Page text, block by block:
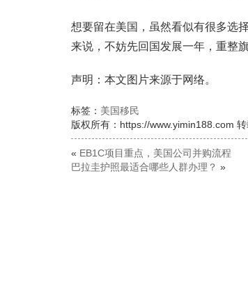
想要留在美国，虽然看似有很多选
来说，不妨先回国发展一年，重整
声明：本文图片来源于网络。
标签： 美国移民
版权所有：https://www.yimin188.com
« EB1C项目重点，美国公司并购流程
巴拉圭护照最适合哪些人群办理？ »